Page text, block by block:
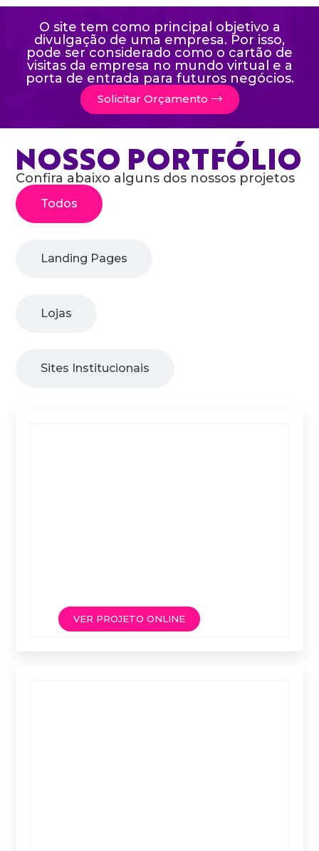
O site tem como principal objetivo a
divulgação de uma empresa. Por isso,
pode ser considerado como o cartão de
visitas da empresa no mundo virtual e a
porta de entrada para futuros negócios.
Solicitar Orçamento
NOSSO PORTFÓLIO
Confira abaixo alguns dos nossos projetos
Todos
Landing Pages
Lojas
Sites Institucionais
VER PROJETO ONLINE